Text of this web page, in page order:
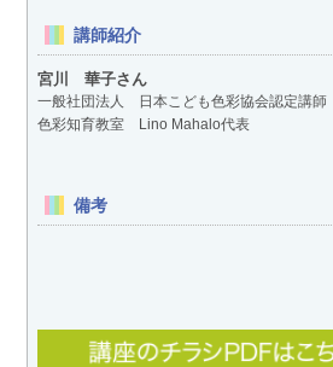
講師紹介
宮川 華子さん
一般社団法人 日本こども色彩協会認定講師
色彩知育教室 Lino Mahalo代表
備考